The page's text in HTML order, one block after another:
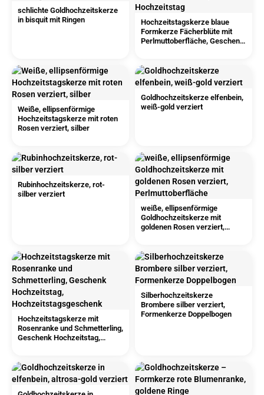
schlichte Goldhochzeitskerze
in bisquit mit Ringen
Hochzeitstagskerze blaue
Formkerze Fächerblüte mit
Perlmuttoberfläche, Geschenk
Weiße, ellipsenförmige
Hochzeitstagskerze mit roten
Rosen verziert, silber
Goldhochzeitskerze elfenbein,
weiß-gold verziert
Rubinhochzeitskerze, rot-
silber verziert
weiße, ellipsenförmige
Goldhochzeitskerze mit
goldenen Rosen verziert,
Hochzeitstagskerze mit
Rosenranke und Schmetterling,
Geschenk Hochzeitstag,
Silberhochzeitskerze
Brombere silber verziert,
Formenkerze Doppelbogen